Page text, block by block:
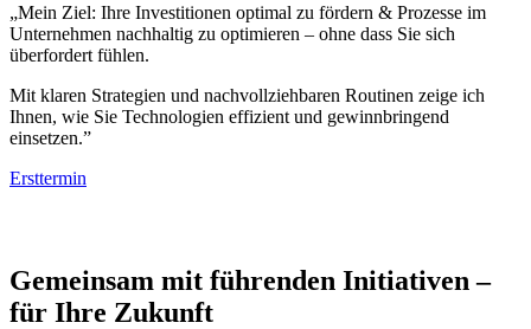
„Mein Ziel: Ihre Investitionen optimal zu fördern & Prozesse im
Unternehmen nachhaltig zu optimieren – ohne dass Sie sich
überfordert fühlen.
Mit klaren Strategien und nachvollziehbaren Routinen zeige ich
Ihnen, wie Sie Technologien effizient und gewinnbringend
einsetzen.”
Ersttermin
Gemeinsam mit führenden Initiativen –
für Ihre Zukunft